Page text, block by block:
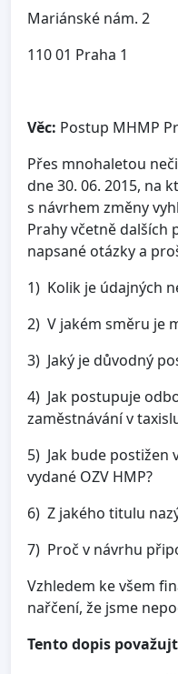
Mariánské nám. 2
110 01 Praha 1
Věc: Postup MHMP
Přes mnohaletou
dne 30. 06. 2015, na
s návrhem změny
Prahy včetně dalších
napsané otázky a
1) Kolik je údajných
2) V jakém směru je
3) Jaký je důvodný
4) Jak postupuje
zaměstnávání v
5) Jak bude postižen
vydané OZV HMP?
6) Z jakého titulu
7) Proč v návrhu
Vzhledem ke všem
nařčení, že jsme
Tento dopis